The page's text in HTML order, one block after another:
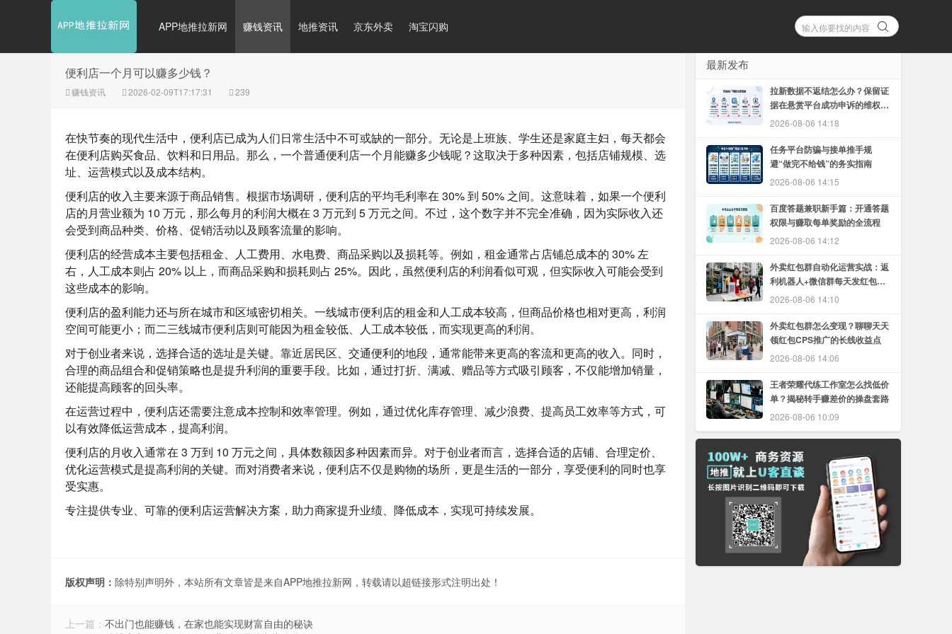
APP地推拉新网 赚钱资讯 地推资讯 京东外卖 淘宝闪购
便利店一个月可以赚多少钱？
赚钱资讯 2026-02-09T17:17:31 239
在快节奏的现代生活中，便利店已成为人们日常生活中不可或缺的一部分。无论是上班族、学生还是家庭主妇，每天都会
在便利店购买食品、饮料和日用品。那么，一个普通便利店一个月能赚多少钱呢？这取决于多种因素，包括店铺规模、选
址、运营模式以及成本结构。
便利店的收入主要来源于商品销售。根据市场调研，便利店的平均毛利率在 30% 到 50% 之间。这意味着，如果一个便利
店的月营业额为 10 万元，那么每月的利润大概在 3 万元到 5 万元之间。不过，这个数字并不完全准确，因为实际收入还
会受到商品种类、价格、促销活动以及顾客流量的影响。
便利店的经营成本主要包括租金、人工费用、水电费、商品采购以及损耗等。例如，租金通常占店铺总成本的 30% 左
右，人工成本则占 20% 以上，而商品采购和损耗则占 25%。因此，虽然便利店的利润看似可观，但实际收入可能会受到
这些成本的影响。
便利店的盈利能力还与所在城市和区域密切相关。一线城市便利店的租金和人工成本较高，但商品价格也相对更高，利润
空间可能更小；而二三线城市便利店则可能因为租金较低、人工成本较低，而实现更高的利润。
对于创业者来说，选择合适的选址是关键。靠近居民区、交通便利的地段，通常能带来更高的客流和更高的收入。同时，
合理的商品组合和促销策略也是提升利润的重要手段。比如，通过打折、满减、赠品等方式吸引顾客，不仅能增加销量，
还能提高顾客的回头率。
在运营过程中，便利店还需要注意成本控制和效率管理。例如，通过优化库存管理、减少浪费、提高员工效率等方式，可
以有效降低运营成本，提高利润。
便利店的月收入通常在 3 万到 10 万元之间，具体数额因多种因素而异。对于创业者而言，选择合适的店铺、合理定价、
优化运营模式是提高利润的关键。而对消费者来说，便利店不仅是购物的场所，更是生活的一部分，享受便利的同时也享
受实惠。
专注提供专业、可靠的便利店运营解决方案，助力商家提升业绩、降低成本，实现可持续发展。
版权声明： 除特别声明外，本站所有文章皆是来自APP地推拉新网，转载请以超链接形式注明出处！
上一篇： 不出门也能赚钱，在家也能实现财富自由的秘诀
最新发布
拉新数据不返结怎么办？保留证
据在悬赏平台成功申诉的维权方
法
2026-08-06 14:18
任务平台防骗与接单推手规
避“做完不给钱”的务实指南
2026-08-06 14:15
百度答题兼职新手篇：开通答题
权限与赚取每单奖励的全流程
2026-08-06 14:12
外卖红包群自动化运营实战：返
利机器人+微信群每天发红包的
完整教程
2026-08-06 14:10
外卖红包群怎么变现？聊聊天天
领红包CPS推广的长线收益点
2026-08-06 14:06
王者荣耀代练工作室怎么找低价
单？揭秘转手赚差价的操盘套路
2026-08-06 10:09